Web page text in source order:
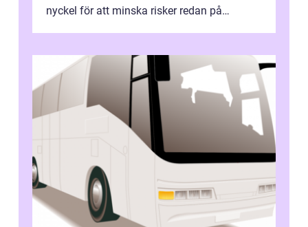
nyckel för att minska risker redan på